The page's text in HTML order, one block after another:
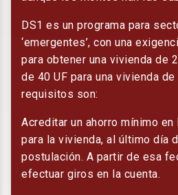
DS1 es un programa para
‘emergentes’, con una
para obtener una vivienda de
de 40 UF para una vivienda de
requisitos son:
Acreditar un ahorro mínimo en
para la vivienda, al último día
postulación. A partir de esa
efectuar giros en la cuenta.